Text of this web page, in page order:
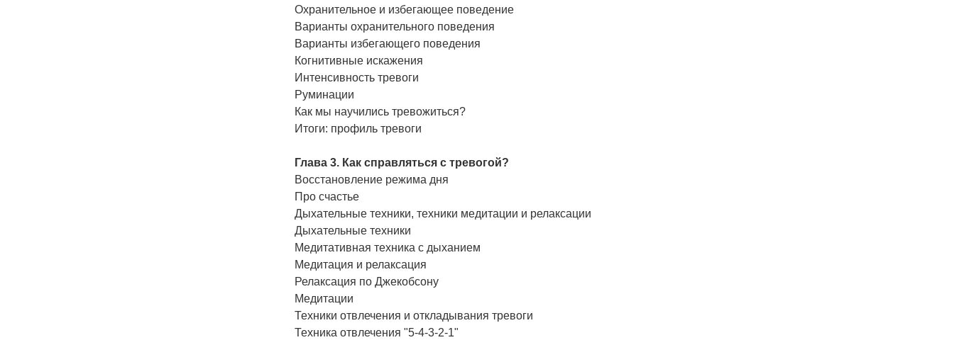
Охранительное и избегающее поведение
Варианты охранительного поведения
Варианты избегающего поведения
Когнитивные искажения
Интенсивность тревоги
Руминации
Как мы научились тревожиться?
Итоги: профиль тревоги
Глава 3. Как справляться с тревогой?
Восстановление режима дня
Про счастье
Дыхательные техники, техники медитации и релаксации
Дыхательные техники
Медитативная техника с дыханием
Медитация и релаксация
Релаксация по Джекобсону
Медитации
Техники отвлечения и откладывания тревоги
Техника отвлечения "5-4-3-2-1"